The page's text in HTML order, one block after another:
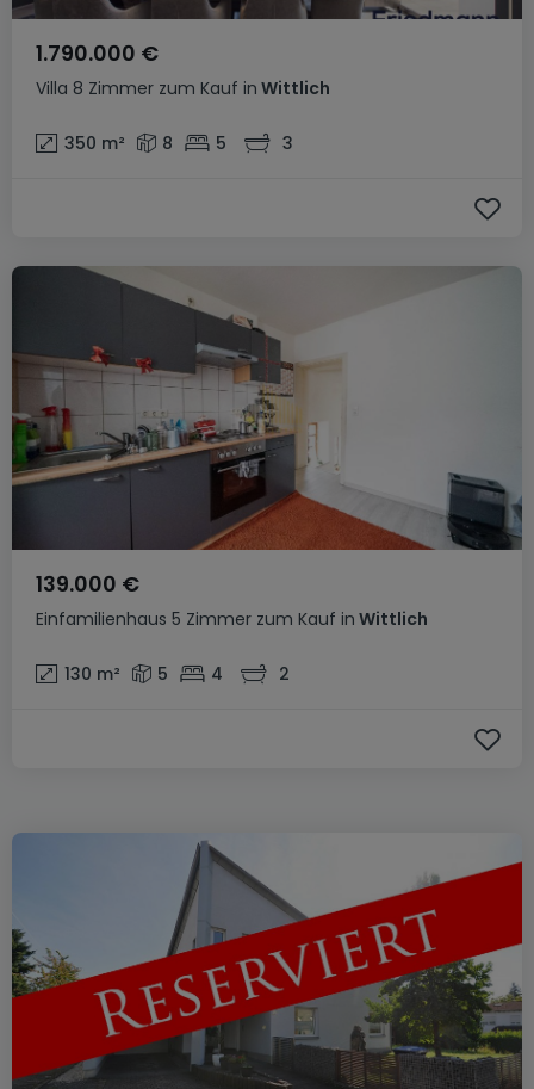
Villa 8 Zimmer zum Kauf in Wittlich
1.790.000 €
350 m² 8 5 3
Einfamilienhaus 5 Zimmer zum Kauf in Wittlich
139.000 €
130 m² 5 4 2